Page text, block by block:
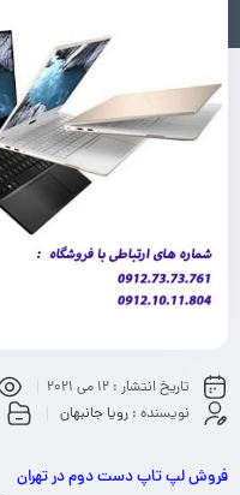
تاریخ انتشار : 12 می 2021
نویسنده : رویا جانبهان
فروش لپ تاپ دست دوم در تهران